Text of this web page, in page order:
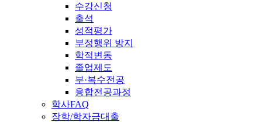
수강신청
출석
성적평가
부정행위 방지
학적변동
졸업제도
부·복수전공
융합전공과정
학사FAQ
장학/학자금대출